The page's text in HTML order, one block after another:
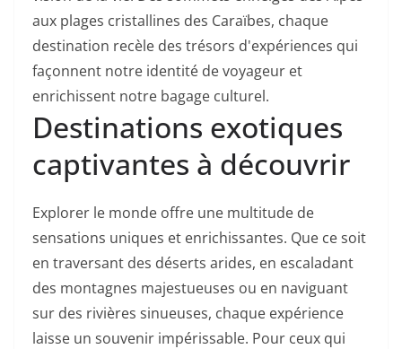
aux plages cristallines des Caraïbes, chaque
destination recèle des trésors d'expériences qui
façonnent notre identité de voyageur et
enrichissent notre bagage culturel.
Destinations exotiques
captivantes à découvrir
Explorer le monde offre une multitude de
sensations uniques et enrichissantes. Que ce soit
en traversant des déserts arides, en escaladant
des montagnes majestueuses ou en naviguant
sur des rivières sinueuses, chaque expérience
laisse un souvenir impérissable. Pour ceux qui